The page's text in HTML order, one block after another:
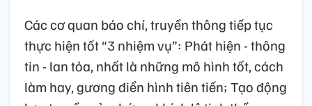
Các cơ quan báo chí, truyền thông tiếp tục
thực hiện tốt “3 nhiệm vụ”: Phát hiện - thông
tin - lan tỏa, nhất là những mô hình tốt, cách
làm hay, gương điển hình tiên tiến; Tạo động